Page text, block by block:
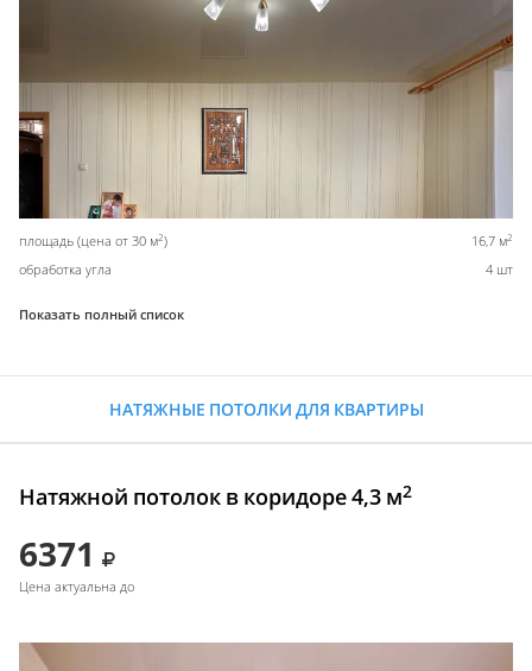
площадь (цена от 30 м2) 16,7 м2
обработка угла 4 шт
Показать полный список
НАТЯЖНЫЕ ПОТОЛКИ ДЛЯ КВАРТИРЫ
Натяжной потолок в коридоре 4,3 м2
6371
Цена актуальна до